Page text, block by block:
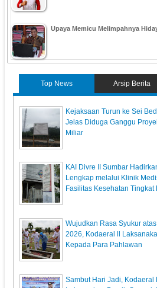
Upaya Memicu Melimpahnya
Top News Arsip Berita
Kejaksaan Turun ke Sei
Jelas Diduga Ganggu
Miliar
KAI Divre II Sumbar
Lengkap melalui Klinik
Fasilitas Kesehatan Tingkat
Wujudkan Rasa Syukur
2026, Kodaeral ll
Kepada Para Pahlawan
Sambut Hari Jadi, Kodaeral